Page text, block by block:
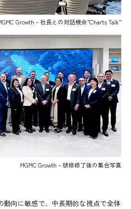
Growth – 社長との対話機会”Charts Talk”
MGMC Growth – 研修修了後の集合写真
動向に敏感で、中長期的な視点で全体